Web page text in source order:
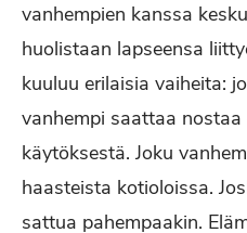
vanhempien kanssa
huolistaan lapseensa
kuuluu erilaisia vaiheita:
vanhempi saattaa nostaa
käytöksestä. Joku
haasteista kotioloissa.
sattua pahempaakin.